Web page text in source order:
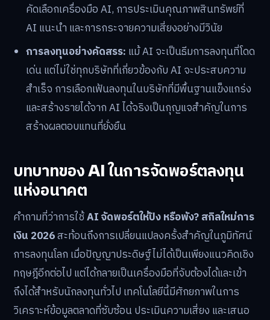
คัดเลือกเครื่องมือ AI, การประเมินคุณภาพสินทรัพย์ที่
AI แนะนำ และการกระจายความเสี่ยงอย่างมีวินัย
การลงทุนอย่างคัดสรร: แม้ AI จะเป็นธีมการลงทุนที่โดด
เด่น แต่ไม่ใช่ทุกบริษัทที่เกี่ยวข้องกับ AI จะประสบความ
สำเร็จ การเลือกเฟ้นลงทุนในบริษัทที่มีพื้นฐานแข็งแกร่ง
และสร้างรายได้จาก AI ได้จริงเป็นกุญแจสำคัญในการ
สร้างผลตอบแทนที่ยั่งยืน
บทบาทของ AI ในการจัดพอร์ตลงทุน
แห่งอนาคต
คำถามที่ว่าการใช้AI จัดพอร์ตให้ปัง หรือพัง? สกิลใหม่การ
เงิน 2026สะท้อนถึงการเปลี่ยนแปลงครั้งสำคัญในภูมิทัศน์
การลงทุนโลก เมื่อปัญญาประดิษฐ์ไม่ได้เป็นเพียงแนวคิดเชิง
ทฤษฎีอีกต่อไป แต่ได้กลายเป็นเครื่องมือที่จับต้องได้และเข้า
ถึงได้สำหรับนักลงทุนทั่วไป เทคโนโลยีนี้มีศักยภาพในการ
วิเคราะห์ข้อมูลตลาดที่ซับซ้อน ประเมินความเสี่ยง และเสนอ